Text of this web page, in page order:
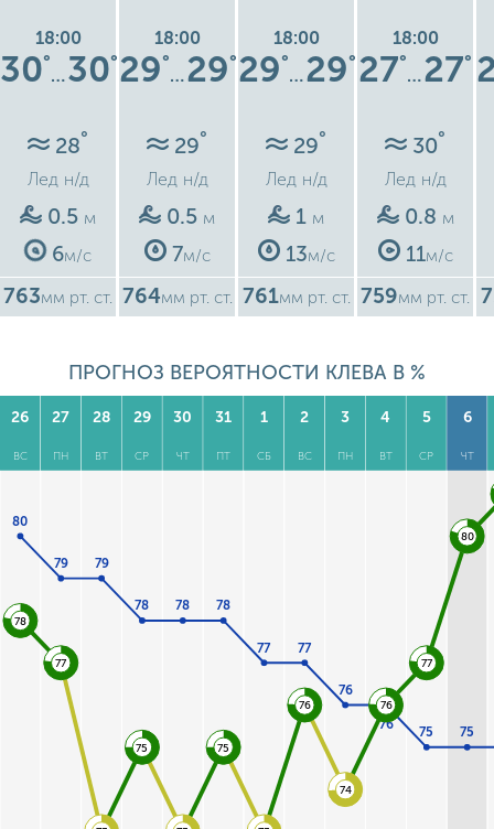
18:00
30°
…30°
28°
Лед н/д
0.5 м
6м/с
763мм рт. ст.
18:00
29°
…29°
29°
Лед н/д
0.5 м
7м/с
764мм рт. ст.
18:00
29°
…29°
29°
Лед н/д
1 м
13м/с
761мм рт. ст.
18:00
27°
…27°
30°
Лед н/д
0.8 м
11м/с
759мм рт. ст.
ПРОГНОЗ ВЕРОЯТНОСТИ КЛЕВА В %
26
ВС
27
ПН
28
ВТ
29
СР
30
ЧТ
31
ПТ
1
СБ
2
ВС
3
ПН
4
ВТ
5
СР
6
ЧТ
80
79 79
78 78 78
77 77
76
76
75 75
78
77
75 75
76
74
76
77
80